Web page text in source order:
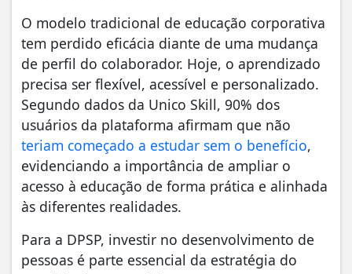
O modelo tradicional de educação corporativa
tem perdido eficácia diante de uma mudança
de perfil do colaborador. Hoje, o aprendizado
precisa ser flexível, acessível e personalizado.
Segundo dados da Unico Skill, 90% dos
usuários da plataforma afirmam que não
teriam começado a estudar sem o benefício,
evidenciando a importância de ampliar o
acesso à educação de forma prática e alinhada
às diferentes realidades.
Para a DPSP, investir no desenvolvimento de
pessoas é parte essencial da estratégia do